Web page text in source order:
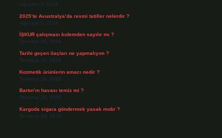
Ağustos 3, 2026
2025’te Avustralya’da resmi tatiller nelerdir ?
Ağustos 3, 2026
İŞKUR çalışması kıdemden sayılır mı ?
Temmuz 30, 2026
Tarihi geçen ilaçları ne yapmalıyım ?
Temmuz 28, 2026
Kozmetik ürünlerin amacı nedir ?
Temmuz 26, 2026
Bartın’ın havası temiz mi ?
Temmuz 25, 2026
Kargoda sigara göndermek yasak mıdır ?
Temmuz 24, 2026